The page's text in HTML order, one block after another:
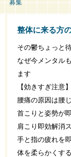
募集
整体に来る方
その鬱ちょっと
なぜ今メンタル
ます
【効きすぎ注意
腰痛の原因は腰
首こりと姿勢が
肩こり即効解消
手と指の疲れを
体を柔らかくす